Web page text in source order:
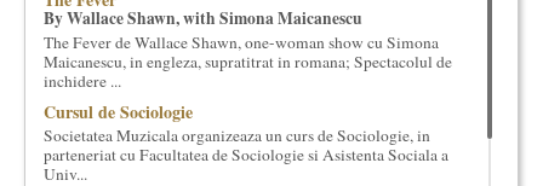
inceput cu muzica clasica - si de aici numele -, insa acum
dezvoltam proiecte si in alte domenii ale culturii.
Facem management cultural, dezvoltam si administram proiecte
cultural si consultanta. Organizam concursuri, concerte si
evenimente culturale, private sau publice, tinem cursuri de
cultura generala muzicala, teatrala, filosofica si de alte feluri.
By Wallace Shawn, with Simona Maicanescu
The Fever de Wallace Shawn, one-woman show cu Simona
Maicanescu, in engleza, supratitrat in romana; Spectacolul de
inchidere ...
Cursul de Sociologie
Societatea Muzicala organizeaza un curs de Sociologie, in
parteneriat cu Facultatea de Sociologie si Asistenta Sociala a
Univ...